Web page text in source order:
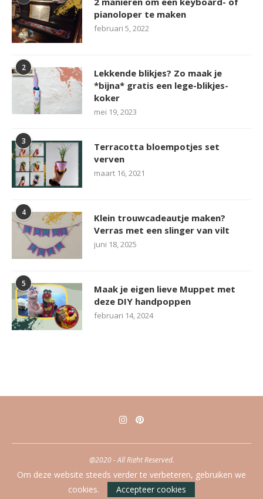
pianoloper te maken
februari 5, 2022
2
Lekkende blikjes? Zo maak je
*bijna* gratis een lege-blikjes-
koker
mei 19, 2023
3
Terracotta bloempotjes set
verven
maart 16, 2021
4
Klein trouwcadeautje maken?
Verras met een slinger van vilt
juni 18, 2025
5
Maak je eigen lieve Muppet met
deze DIY handpoppen
februari 14, 2024
@2020 - All Right Reserved.
TERUG NAAR BOVEN
Om deze website steeds verder te verbeteren, gebruiken we
cookies.
Accepteer cookies